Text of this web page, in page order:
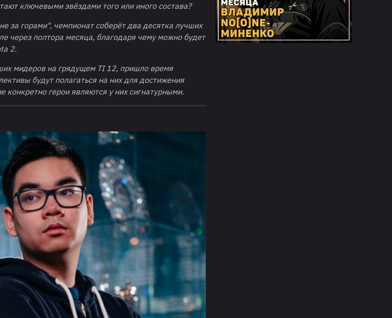
ключевыми звёздами того или иного состава?
за горами", чемпионат соберёт два десятка лучших
через полтора месяца, благодаря чему можно будет
2.
мидеров на грядущем TI 12, пришло время
будут полагаться на них для достижения
конкретно герои являются у них сигнатурными.